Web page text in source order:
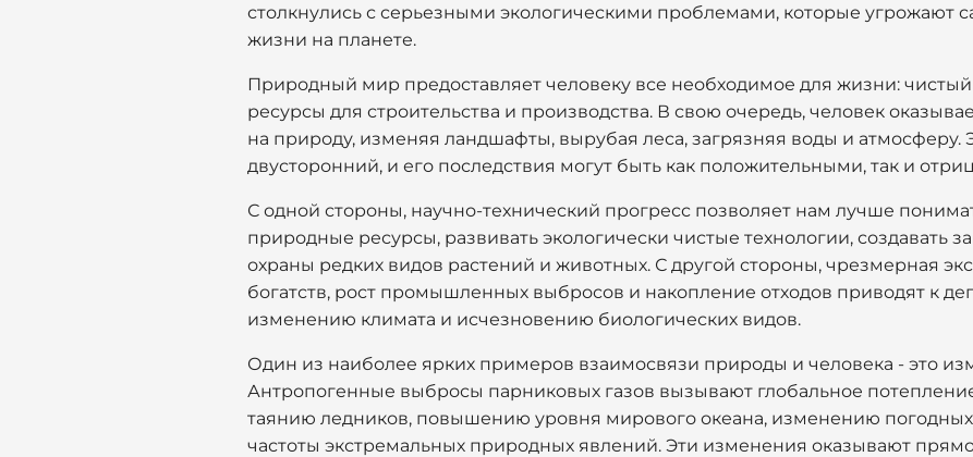
столкнулись с серьезными экологическими проблемами, которые угрожают
жизни на планете.
Природный мир предоставляет человеку все необходимое для жизни: чистый
ресурсы для строительства и производства. В свою очередь, человек
на природу, изменяя ландшафты, вырубая леса, загрязняя воды и атмосферу.
двусторонний, и его последствия могут быть как положительными, так и
С одной стороны, научно-технический прогресс позволяет нам лучше
природные ресурсы, развивать экологически чистые технологии, создавать
охраны редких видов растений и животных. С другой стороны, чрезмерная
богатств, рост промышленных выбросов и накопление отходов приводят к
изменению климата и исчезновению биологических видов.
Один из наиболее ярких примеров взаимосвязи природы и человека - это
Антропогенные выбросы парниковых газов вызывают глобальное
таянию ледников, повышению уровня мирового океана, изменению
частоты экстремальных природных явлений. Эти изменения оказывают